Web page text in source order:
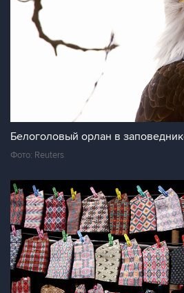
Белоголовый орлан в
Фото: Reuters